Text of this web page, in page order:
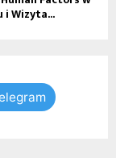
i Wizyta...